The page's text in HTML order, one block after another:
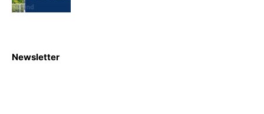
Newsletter